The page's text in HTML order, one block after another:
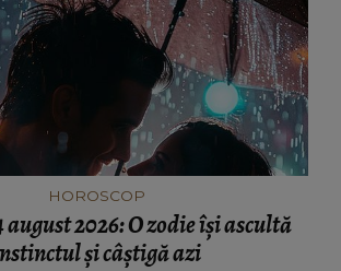
HOROSCOP
august 2026: O zodie își ascultă
și câștigă azi